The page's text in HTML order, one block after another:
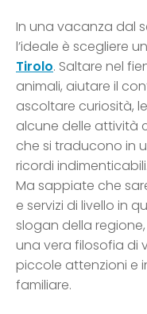
In una vacanza dal
l’ideale è scegliere
Tirolo. Saltare nel
animali, aiutare il
ascoltare curiosità,
alcune delle attività
che si traducono in
ricordi indimenticabili.
Ma sappiate che
e servizi di livello in
slogan della regione,
una vera filosofia di
piccole attenzioni e
familiare.